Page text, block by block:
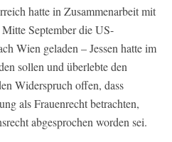
hatte in Zusammenarbeit mit
September die US-
Wien geladen – Jessen hatte im
sollen und überlebte den
Widerspruch offen, dass
als Frauenrecht betrachten,
abgesprochen worden sei.